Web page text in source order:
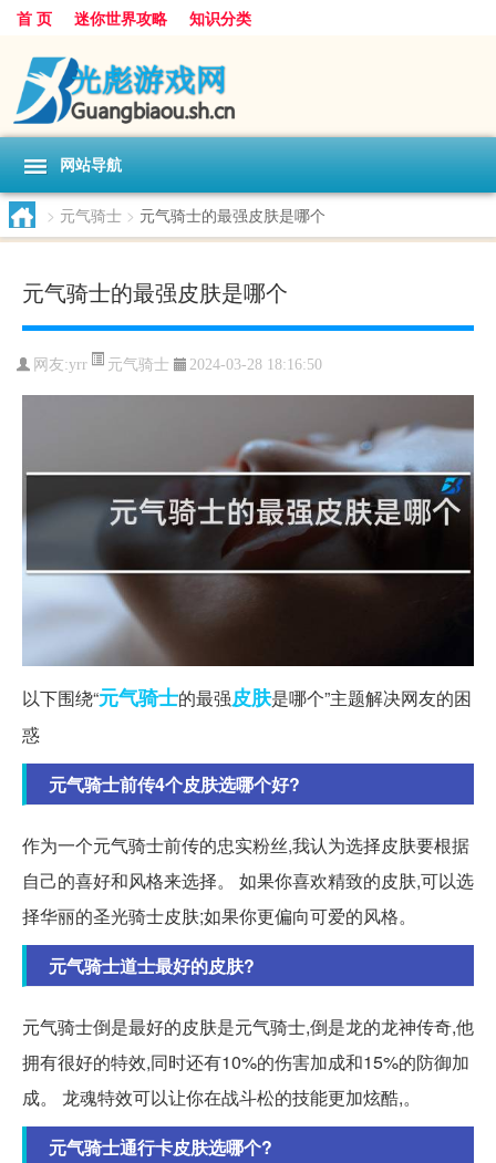
首 页 迷你世界攻略 知识分类
网站导航
> 元气骑士 > 元气骑士的最强皮肤是哪个
元气骑士的最强皮肤是哪个
网友:yrr 元气骑士 2024-03-28 18:16:50
以下围绕“元气骑士的最强皮肤是哪个”主题解决网友的困
惑
元气骑士前传4个皮肤选哪个好?
作为一个元气骑士前传的忠实粉丝,我认为选择皮肤要根据
自己的喜好和风格来选择。 如果你喜欢精致的皮肤,可以选
择华丽的圣光骑士皮肤;如果你更偏向可爱的风格。
元气骑士道士最好的皮肤?
元气骑士倒是最好的皮肤是元气骑士,倒是龙的龙神传奇,他
拥有很好的特效,同时还有10%的伤害加成和15%的防御加
成。 龙魂特效可以让你在战斗松的技能更加炫酷,。
元气骑士通行卡皮肤选哪个?